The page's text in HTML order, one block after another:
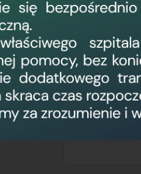
Adres e-mail
Treść pytania